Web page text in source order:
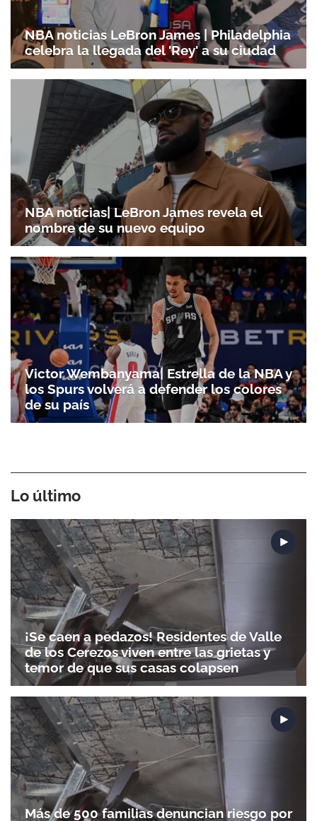
NBA noticias LeBron James | Philadelphia
celebra la llegada del 'Rey' a su ciudad
NBA noticias| LeBron James revela el
nombre de su nuevo equipo
Victor Wembanyama| Estrella de la NBA y
los Spurs volverá a defender los colores
de su país
Lo último
¡Se caen a pedazos! Residentes de Valle
de los Cerezos viven entre las grietas y
temor de que sus casas colapsen
Más de 500 familias denuncian riesgo por